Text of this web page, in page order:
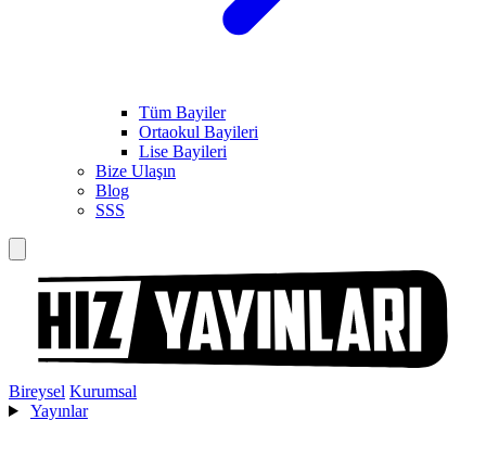
Tüm Bayiler
Ortaokul Bayileri
Lise Bayileri
Bize Ulaşın
Blog
SSS
Bireysel Kurumsal
Yayınlar